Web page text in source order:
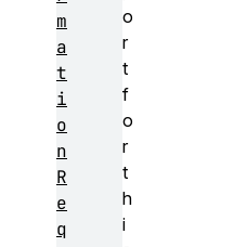
o
r
t
f
o
r
t
h
i
m
a
t
i
o
n
R
e
q